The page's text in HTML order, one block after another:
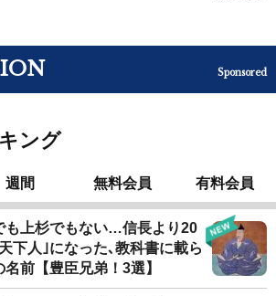
Sponsored
ング
週間 無料会員 有料会員
も上杉でもない…信長より20
下人｣になった､教科書に載ら
前【豊臣兄弟！3選】